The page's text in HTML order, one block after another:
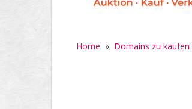
Home » Domains zu kaufen